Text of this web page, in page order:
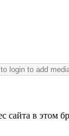
сайта в этом